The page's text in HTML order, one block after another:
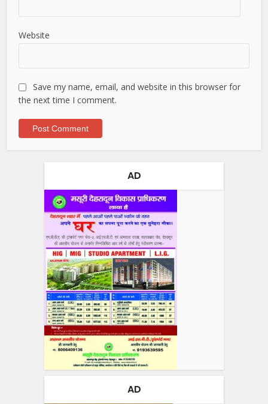
Website
Save my name, email, and website in this browser for
the next time I comment.
AD
AD